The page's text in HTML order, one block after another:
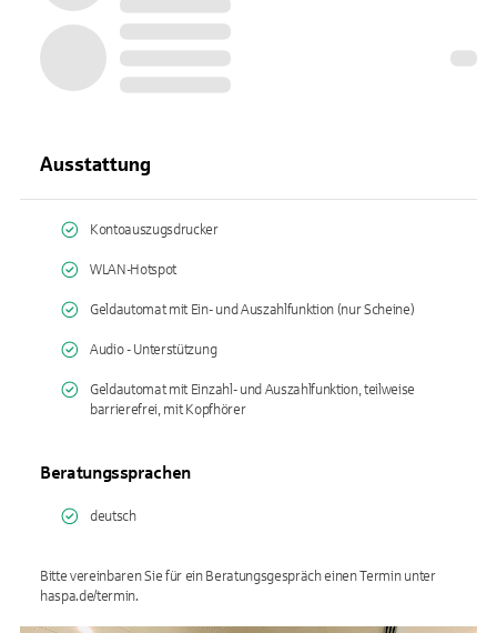
Ausstattung
Kontoauszugsdrucker
WLAN-Hotspot
Geldautomat mit Ein- und Auszahlfunktion (nur Scheine)
Audio - Unterstützung
Geldautomat mit Einzahl- und Auszahlfunktion, teilweise
barrierefrei, mit Kopfhörer
Beratungssprachen
deutsch
Bitte vereinbaren Sie für ein Beratungsgespräch einen Termin unter
haspa.de/termin.